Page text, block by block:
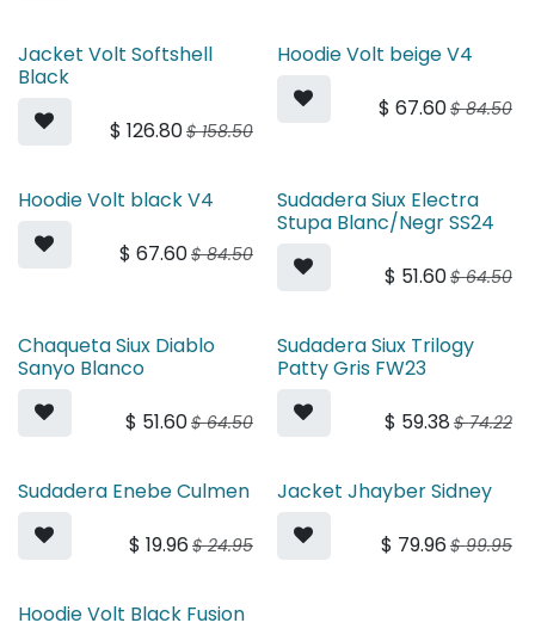
Jacket Volt Softshell
Black
$ 126.80$158.50
Hoodie Volt beige V4
$ 67.60$84.50
Hoodie Volt black V4
$ 67.60$84.50
Sudadera Siux Electra
Stupa Blanc/Negr SS24
$ 51.60$64.50
Chaqueta Siux Diablo
Sanyo Blanco
$ 51.60$64.50
Sudadera Siux Trilogy
Patty Gris FW23
$ 59.38 $74.22
Sudadera Enebe Culmen
$ 19.96 $24.95
Jacket Jhayber Sidney
$ 79.96 $99.95
Hoodie Volt Black Fusion